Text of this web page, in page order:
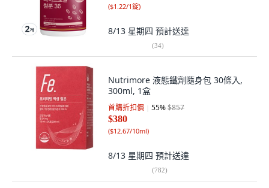
($1.22/1錠)
8/13 星期四 預計送達
(34)
Nutrimore 液態鐵劑隨身包 30條入,
300ml, 1盒
首購折扣價 55%$857
$380
($12.67/10ml)
8/13 星期四 預計送達
(782)